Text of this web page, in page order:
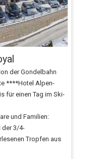
der Gondelbahn
****Hotel Alpen-
für einen Tag im Ski-
und Familien:
der 3/4-
Tropfen aus